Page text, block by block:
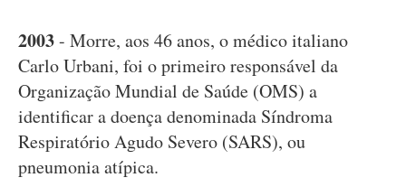
2003- Morre, aos 46 anos, o médico italiano
Carlo Urbani, foi o primeiro responsável da
Organização Mundial de Saúde (OMS) a
identificar a doença denominada Síndroma
Respiratório Agudo Severo (SARS), ou
pneumonia atípica.